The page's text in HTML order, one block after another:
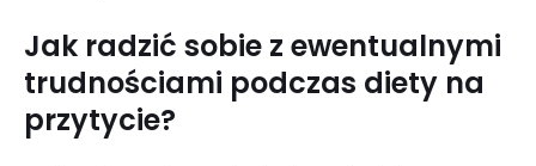
Jak radzić sobie z ewentualnymi
trudnościami podczas diety na
przytycie?